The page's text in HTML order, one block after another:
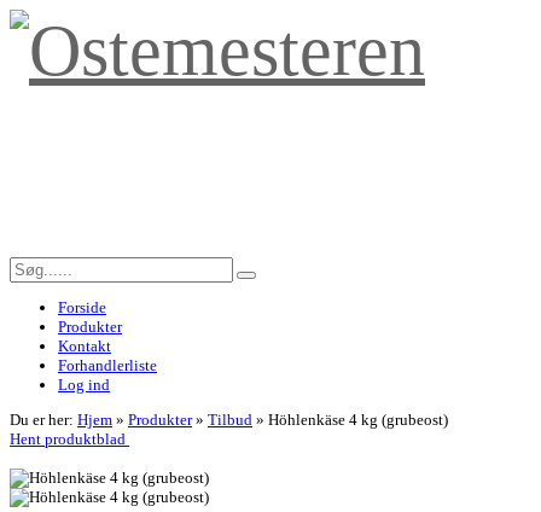
Forside
Produkter
Kontakt
Forhandlerliste
Log ind
Du er her: Hjem » Produkter» Tilbud » Höhlenkäse 4 kg (grubeost)
Hent produktblad